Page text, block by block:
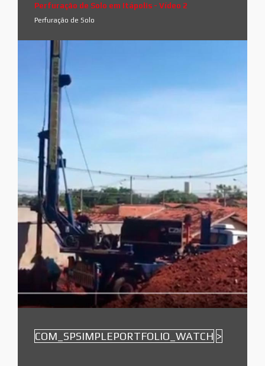
Perfuração de Solo em Itápolis - Vídeo 2
Perfuração de Solo
COM_SPSIMPLEPORTFOLIO_WATCH >